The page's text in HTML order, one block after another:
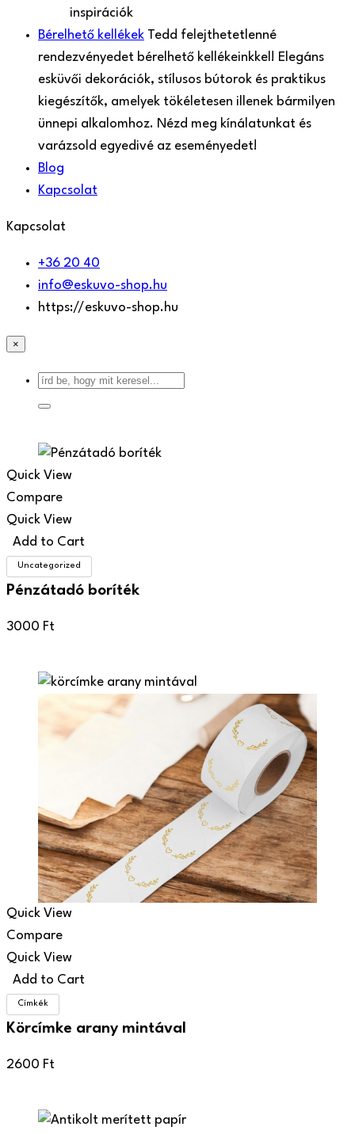
inspirációk
Bérelhető kellékek Tedd felejthetetlenné
rendezvényedet bérelhető kellékeinkkel! Elegáns
esküvői dekorációk, stílusos bútorok és praktikus
kiegészítők, amelyek tökéletesen illenek bármilyen
ünnepi alkalomhoz. Nézd meg kínálatunkat és
varázsold egyedivé az eseményedet!
Blog
Kapcsolat
Kapcsolat
+36 20 40
info@eskuvo-shop.hu
https://eskuvo-shop.hu
×
Quick View
Compare
Quick View
Add to Cart
Uncategorized
Pénzátadó boríték
3000 Ft
Quick View
Compare
Quick View
Add to Cart
Címkék
Körcímke arany mintával
2600 Ft